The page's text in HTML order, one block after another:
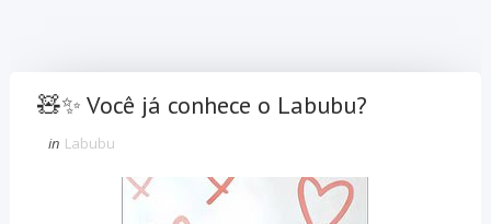
🧸✨ Você já conhece o Labubu?
in Labubu